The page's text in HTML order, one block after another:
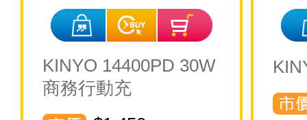
KINYO 14400PD 30W
商務行動充